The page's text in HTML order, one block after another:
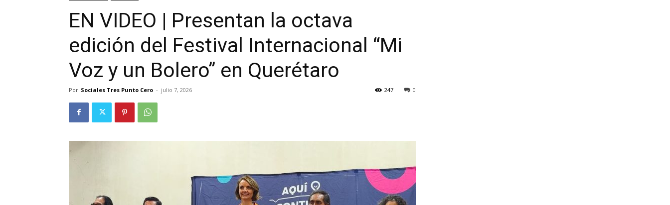
EN VIDEO | Presentan la octava
edición del Festival Internacional “Mi
Voz y un Bolero” en Querétaro
Por Sociales Tres Punto Cero - julio 7, 2026 0
247